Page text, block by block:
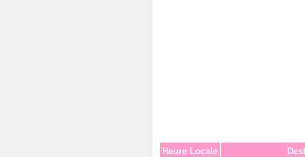
Heure Locale